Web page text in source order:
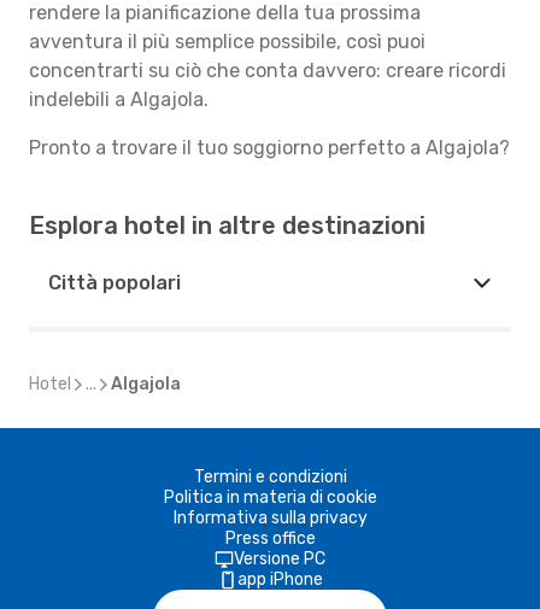
rendere la pianificazione della tua prossima
avventura il più semplice possibile, così puoi
concentrarti su ciò che conta davvero: creare ricordi
indelebili a Algajola.
Pronto a trovare il tuo soggiorno perfetto a Algajola?
Esplora hotel in altre destinazioni
Città popolari
Hotel ... Algajola
Termini e condizioni
Politica in materia di cookie
Informativa sulla privacy
Press office
Versione PC
app iPhone